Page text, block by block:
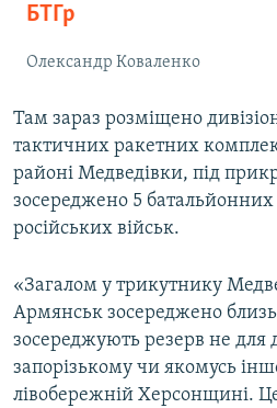
БТГр
Олександр Коваленко
Там зараз розміщено
тактичних ракетних
районі Медведівки, під
зосереджено 5
російських військ.
«Загалом у трикутнику
Армянськ зосереджено
зосереджують резерв не для
запорізькому чи якомусь
лівобережній Херсонщині.